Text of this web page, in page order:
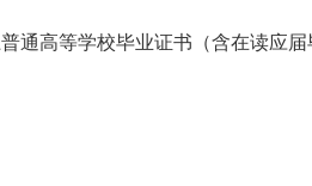
通高等学校毕业证书（含在读应